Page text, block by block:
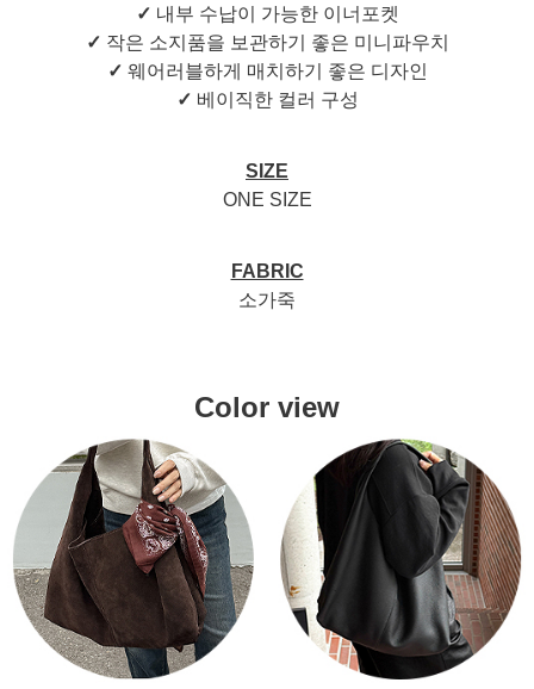
✓ 내부 수납이 가능한 이너포켓
✓ 작은 소지품을 보관하기 좋은 미니파우치
✓ 웨어러블하게 매치하기 좋은 디자인
✓ 베이직한 컬러 구성
SIZE
ONE SIZE
FABRIC
소가죽
Color view